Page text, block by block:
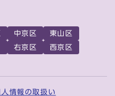
中京区
東山区
右京区
西京区
人情報の取扱い